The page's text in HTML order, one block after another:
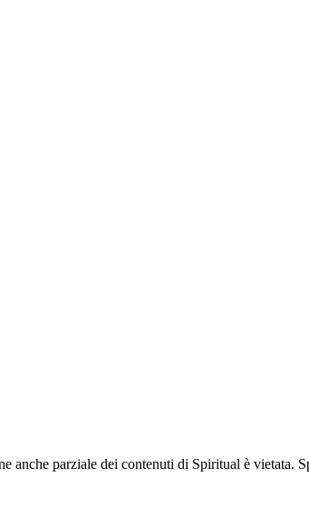
parziale dei contenuti di Spiritual è vietata.